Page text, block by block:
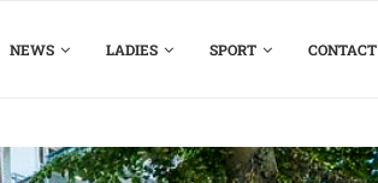
NEWS LADIES SPORT CONTACT